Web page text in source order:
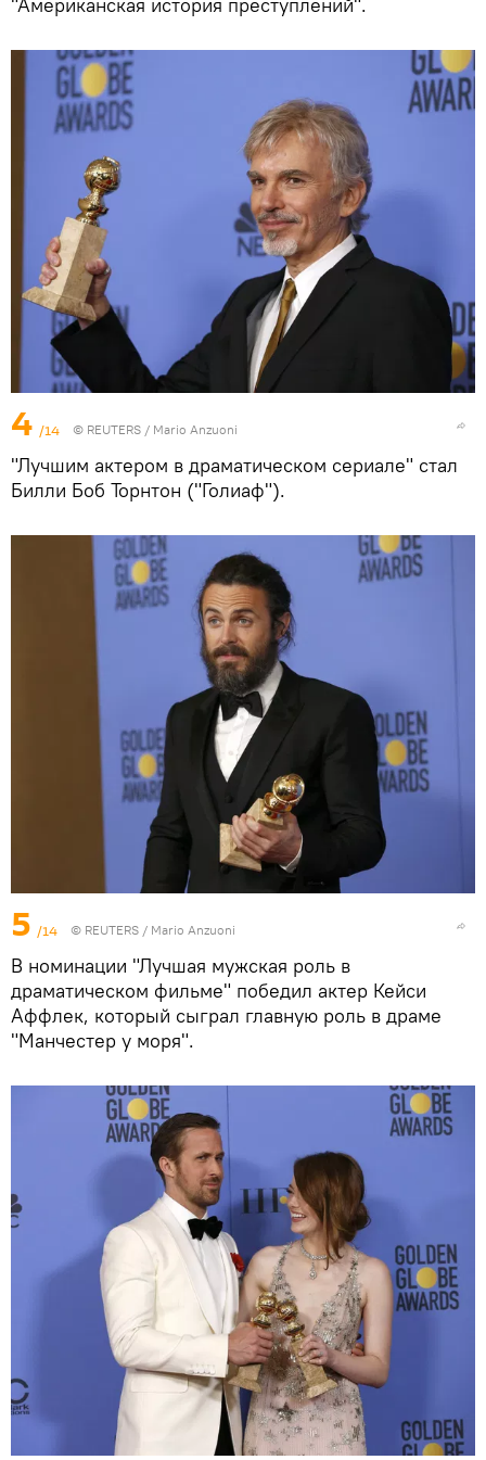
4 /14 © REUTERS / Mario Anzuoni
"Лучшим актером в драматическом сериале" стал
Билли Боб Торнтон ("Голиаф").
5 /14 © REUTERS / Mario Anzuoni
В номинации "Лучшая мужская роль в
драматическом фильме" победил актер Кейси
Аффлек, который сыграл главную роль в драме
"Манчестер у моря".